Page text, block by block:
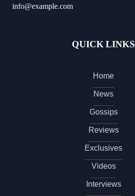
info@example.com
QUICK LINKS
Home
News
Gossips
Reviews
Exclusives
Videos
Interviews